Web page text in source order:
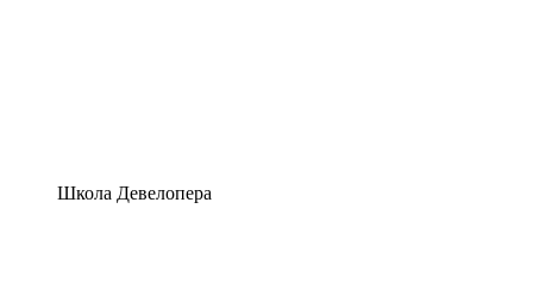
Школа Девелопера